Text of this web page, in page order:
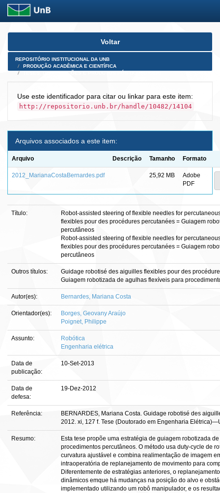
Skip
Voltar
REPOSITÓRIO INSTITUCIONAL DA UNB
PRODUÇÃO ACADÊMICA E CIENTÍFICA
Use este identificador para citar ou linkar para este item:
http://repositorio.unb.br/handle/10482/14104
Arquivos associados a este item:
Arquivo Descrição Tamanho Formato
2012_MarianaCostaBernardes.pdf 25,92 MB
Adobe
PDF
Título:
Robot-assisted steering of flexible needles for
flexibles pour des procédures percutanées = Guiagem
percutâneos
Robot-assisted steering of flexible needles for
flexibles pour des procédures percutanées = Guiagem
percutâneos
Outros títulos:
Guidage robotisé des aiguilles flexibles pour des
Guiagem robotizada de agulhas flexíveis para
Autor(es): Bernardes, Mariana Costa
Orientador(es):
Borges, Geovany Araújo
Poignet, Philippe
Assunto:
Robótica
Engenharia elétrica
Data de
publicação:
10-Set-2013
Data de
defesa:
19-Dez-2012
Referência:
BERNARDES, Mariana Costa. Guidage robotisé des
2012. xi, 127 f. Tese (Doutorado em Engenharia
Resumo:
Esta tese propõe uma estratégia de guiagem robotizada
procedimentos percutâneos. O método usa duty-cycle de
curvatura ajustável e combina realimentação de imagem
intraoperatória de replanejamento de movimento para
Diferentemente de estratégias anteriores, o
dinâmicos emque há mudanças na posição do alvo e
implementado utilizando um robô manipulador, e os